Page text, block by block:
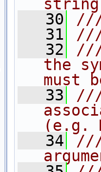
string
   30
   31
   32
the
must
   33
(e.g.
   34